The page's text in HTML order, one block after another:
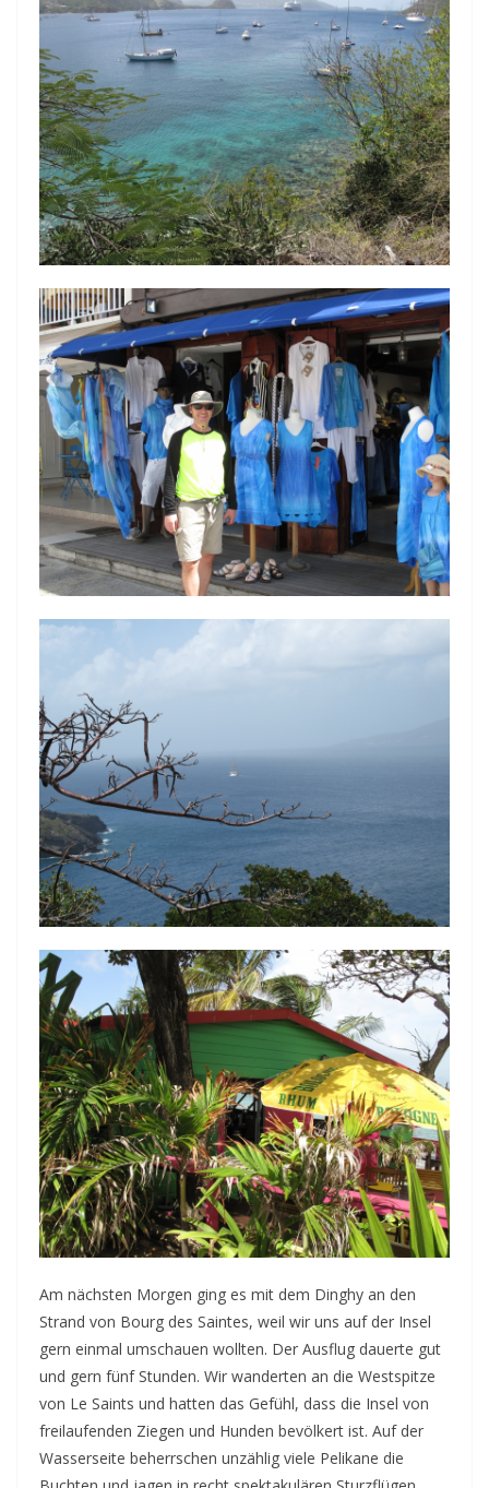
Am nächsten Morgen ging es mit dem Dinghy an den
Strand von Bourg des Saintes, weil wir uns auf der Insel
gern einmal umschauen wollten. Der Ausflug dauerte gut
und gern fünf Stunden. Wir wanderten an die Westspitze
von Le Saints und hatten das Gefühl, dass die Insel von
freilaufenden Ziegen und Hunden bevölkert ist. Auf der
Wasserseite beherrschen unzählig viele Pelikane die